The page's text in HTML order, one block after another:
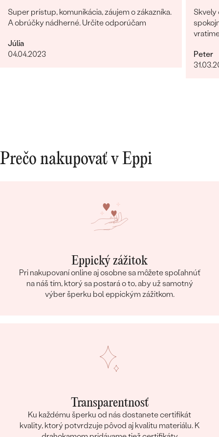
Super prístup, komunikácia, záujem o zákazníka.
A obrúčky nádherné. Určite odporúčam
Júlia
04.04.2023
Peter
Prečo nakupovať v Eppi
Eppický zážitok
Pri nakupovaní online aj osobne sa môžete spoľahnúť
na náš tím, ktorý sa postará o to, aby už samotný
výber šperku bol eppickým zážitkom.
Transparentnosť
Ku každému šperku od nás dostanete certifikát
kvality, ktorý potvrdzuje pôvod aj kvalitu materiálu. K